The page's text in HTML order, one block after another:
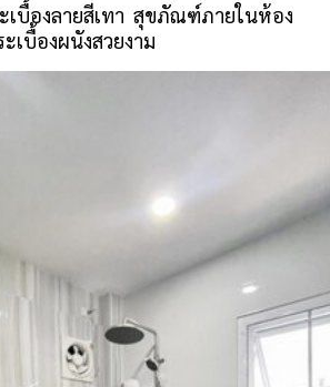
เบื้องลายสีเทา สุขภัณฑ์ภายในห้อง
เบื้องผนังสวยงาม